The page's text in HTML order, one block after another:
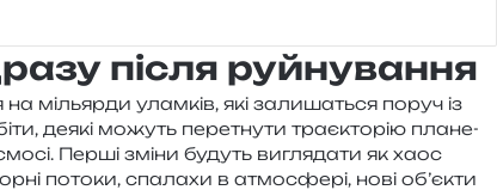
після руйнування
мільяр­ди улам­ків, які зали­ша­ться поруч із
деякі можуть пере­тну­ти тра­є­кто­рію пла­не­
Перші зміни будуть вигля­да­ти як хаос
пото­ки, спа­ла­хи в атмо­сфе­рі, нові об’єкти